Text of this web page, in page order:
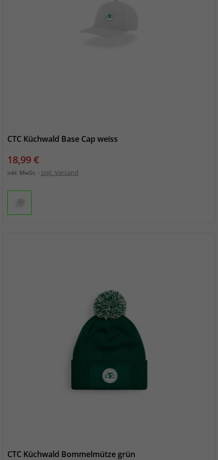
CTC Küchwald Base Cap weiss
Preis
18,99 €
inkl. MwSt. zzgl. Versand
CTC Küchwald Bommelmütze grün